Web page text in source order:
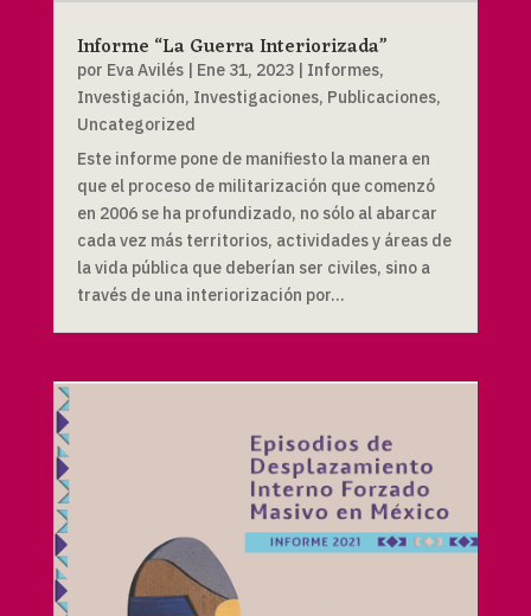
Informe “La Guerra Interiorizada”
por Eva Avilés| Ene 31, 2023| Informes,
Investigación, Investigaciones, Publicaciones,
Uncategorized
Este informe pone de manifiesto la manera en
que el proceso de militarización que comenzó
en 2006 se ha profundizado, no sólo al abarcar
cada vez más territorios, actividades y áreas de
la vida pública que deberían ser civiles, sino a
través de una interiorización por...